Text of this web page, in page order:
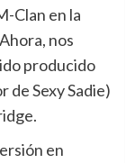
Clan en la
nos
producido
de Sexy Sadie)
en